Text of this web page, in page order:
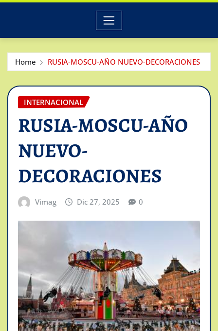
Home RUSIA-MOSCU-AÑO NUEVO-DECORACIONES
INTERNACIONAL
RUSIA-MOSCU-AÑO
NUEVO-
DECORACIONES
Vimag Dic 27, 2025 0